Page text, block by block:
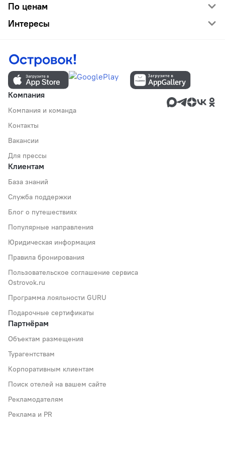
По ценам
Интересы
Компания
Компания и команда
Контакты
Вакансии
Для прессы
Клиентам
База знаний
Служба поддержки
Блог о путешествиях
Популярные направления
Юридическая информация
Правила бронирования
Пользовательское соглашение сервиса
Ostrovok.ru
Программа лояльности GURU
Подарочные сертификаты
Партнёрам
Объектам размещения
Турагентствам
Корпоративным клиентам
Поиск отелей на вашем сайте
Рекламодателям
Реклама и PR